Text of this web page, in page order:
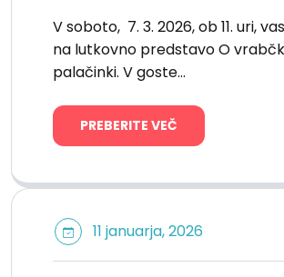
V soboto, 7. 3. 2026, ob 11. uri,
na lutkovno predstavo O
palačinki. V goste…
PREBERITE VEČ
11 januarja, 2026